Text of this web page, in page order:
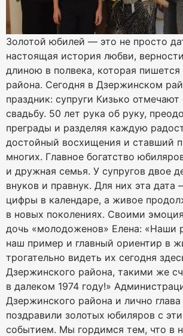
Золотой юбилей — это не просто
настоящая история любви,
длиною в полвека, которая пишется
района. Сегодня в Дзержинском
праздник: супруги Кизько
свадьбу. 50 лет рука об руку,
преграды и разделяя каждую
достойный восхищения и ставший
многих. Главное богатство
и дружная семья. У супругов двое
внуков и правнук. Для них эта дата
цифры в календаре, а живое
в новых поколениях. Своими
дочь «молодоженов» Елена: «Наши
наш пример и главный ориентир в
трогательно видеть их сегодня
Дзержинского района, такими же
в далеком 1974 году!»
Дзержинского района и лично
поздравили золотых юбиляров с
событием. Мы гордимся тем, что в